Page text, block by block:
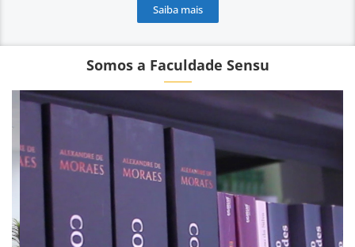
Saiba mais
Somos a Faculdade Sensu